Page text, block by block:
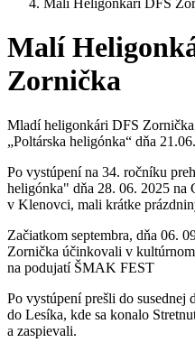
Malí Heligonkári DFS
Malí
Zornička
Mladí heligonkári DFS
„Poltárska heligónka“ dňa
Po vystúpení na 34. ročníku
heligónka" dňa 28. 06. 2025 na
v Klenovci, mali krátke
Začiatkom septembra, dňa 06.
Zornička účinkovali v
na podujatí ŠMAK FEST
Po vystúpení prešli do
do Lesíka, kde sa konalo
a zaspievali.